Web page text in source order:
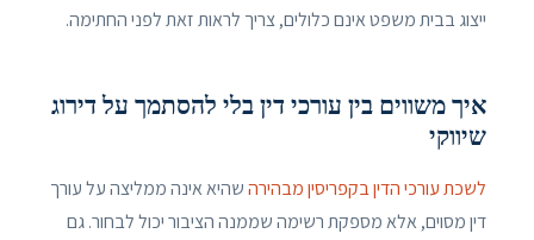
ייצוג בבית משפט אינם כלולים, צריך לראות זאת לפני החתימה.
איך משווים בין עורכי דין בלי להסתמך על דירוג
שיווקי
לשכת עורכי הדין בקפריסין מבהירהשהיא אינה ממליצה על עורך
דין מסוים, אלא מספקת רשימה שממנה הציבור יכול לבחור. גם